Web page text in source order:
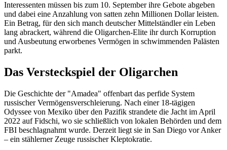
Interessenten müssen bis zum 10. September ihre Gebote abgeben
und dabei eine Anzahlung von satten zehn Millionen Dollar leisten.
Ein Betrag, für den sich manch deutscher Mittelständler ein Leben
lang abrackert, während die Oligarchen-Elite ihr durch Korruption
und Ausbeutung erworbenes Vermögen in schwimmenden Palästen
parkt.
Das Versteckspiel der Oligarchen
Die Geschichte der "Amadea" offenbart das perfide System
russischer Vermögensverschleierung. Nach einer 18-tägigen
Odyssee von Mexiko über den Pazifik strandete die Jacht im April
2022 auf Fidschi, wo sie schließlich von lokalen Behörden und dem
FBI beschlagnahmt wurde. Derzeit liegt sie in San Diego vor Anker
– ein stählerner Zeuge russischer Kleptokratie.